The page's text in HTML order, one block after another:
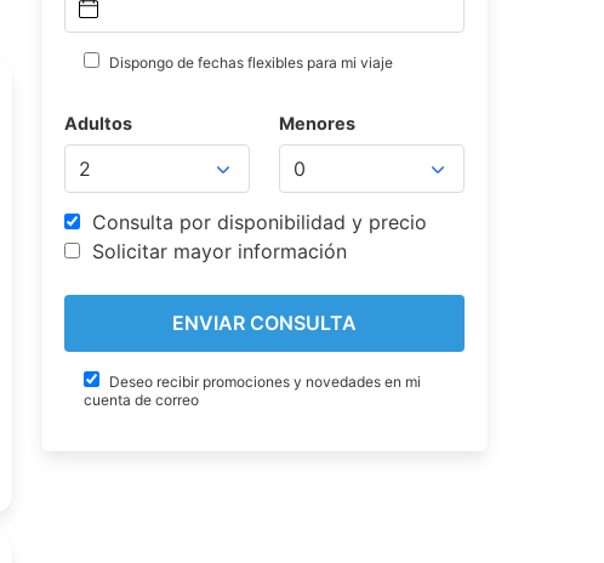
Dispongo de fechas flexibles para mi viaje
Adultos Menores
Consulta por disponibilidad y precio
Solicitar mayor información
Deseo recibir promociones y novedades en mi
cuenta de correo